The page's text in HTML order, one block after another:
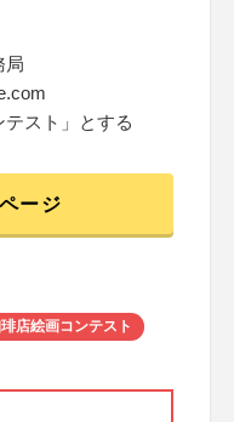
局
スト」とする
ージ
店絵画コンテスト